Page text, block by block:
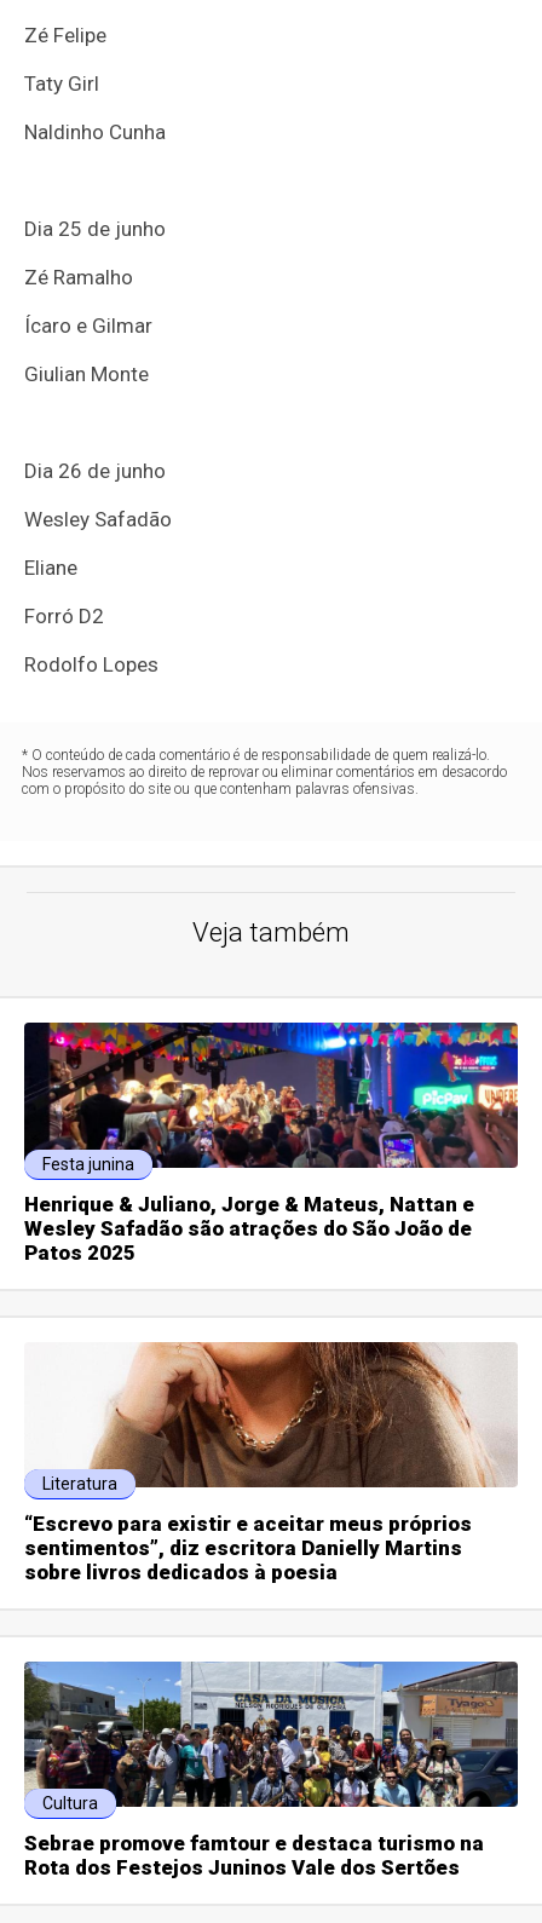
Zé Felipe
Taty Girl
Naldinho Cunha
Dia 25 de junho
Zé Ramalho
Ícaro e Gilmar
Giulian Monte
Dia 26 de junho
Wesley Safadão
Eliane
Forró D2
Rodolfo Lopes
* O conteúdo de cada comentário é de responsabilidade de quem realizá-lo.
Nos reservamos ao direito de reprovar ou eliminar comentários em desacordo
com o propósito do site ou que contenham palavras ofensivas.
Veja também
Festa junina
Henrique & Juliano, Jorge & Mateus, Nattan e
Wesley Safadão são atrações do São João de
Patos 2025
Literatura
“Escrevo para existir e aceitar meus próprios
sentimentos”, diz escritora Danielly Martins
sobre livros dedicados à poesia
Cultura
Sebrae promove famtour e destaca turismo na
Rota dos Festejos Juninos Vale dos Sertões